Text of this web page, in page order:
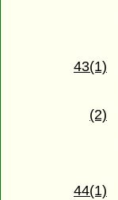
43(1)
(2)
44(1)